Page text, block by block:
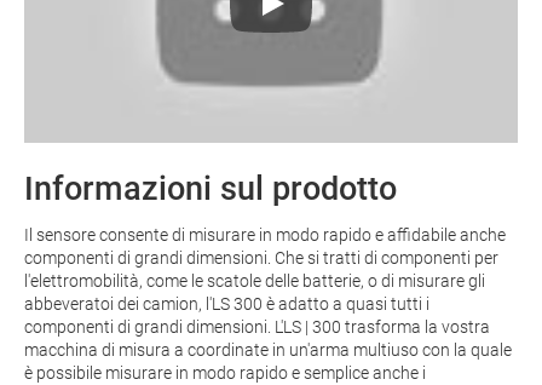
Informazioni sul prodotto
Il sensore consente di misurare in modo rapido e affidabile anche
componenti di grandi dimensioni. Che si tratti di componenti per
l'elettromobilità, come le scatole delle batterie, o di misurare gli
abbeveratoi dei camion, l'LS 300 è adatto a quasi tutti i
componenti di grandi dimensioni. L'LS | 300 trasforma la vostra
macchina di misura a coordinate in un'arma multiuso con la quale
è possibile misurare in modo rapido e semplice anche i